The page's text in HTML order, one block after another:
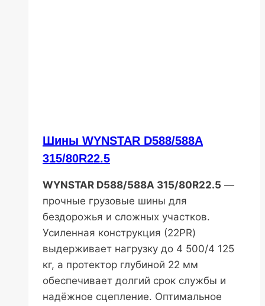
Шины WYNSTAR D588/588A
315/80R22.5
WYNSTAR D588/588A 315/80R22.5 —
прочные грузовые шины для
бездорожья и сложных участков.
Усиленная конструкция (22PR)
выдерживает нагрузку до 4 500/4 125
кг, а протектор глубиной 22 мм
обеспечивает долгий срок службы и
надёжное сцепление. Оптимальное